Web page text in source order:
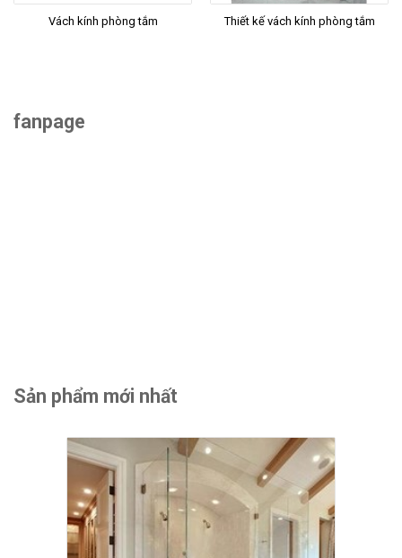
Vách kính phòng tắm Thiết kế vách kính phòng tắm
fanpage
Sản phẩm mới nhất